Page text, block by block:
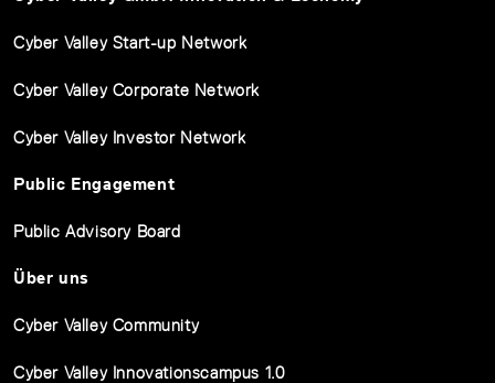
Cyber Valley Start-up Network
Cyber Valley Corporate Network
Cyber Valley Investor Network
Public Engagement
Public Advisory Board
Über uns
Cyber Valley Community
Cyber Valley Innovationscampus 1.0